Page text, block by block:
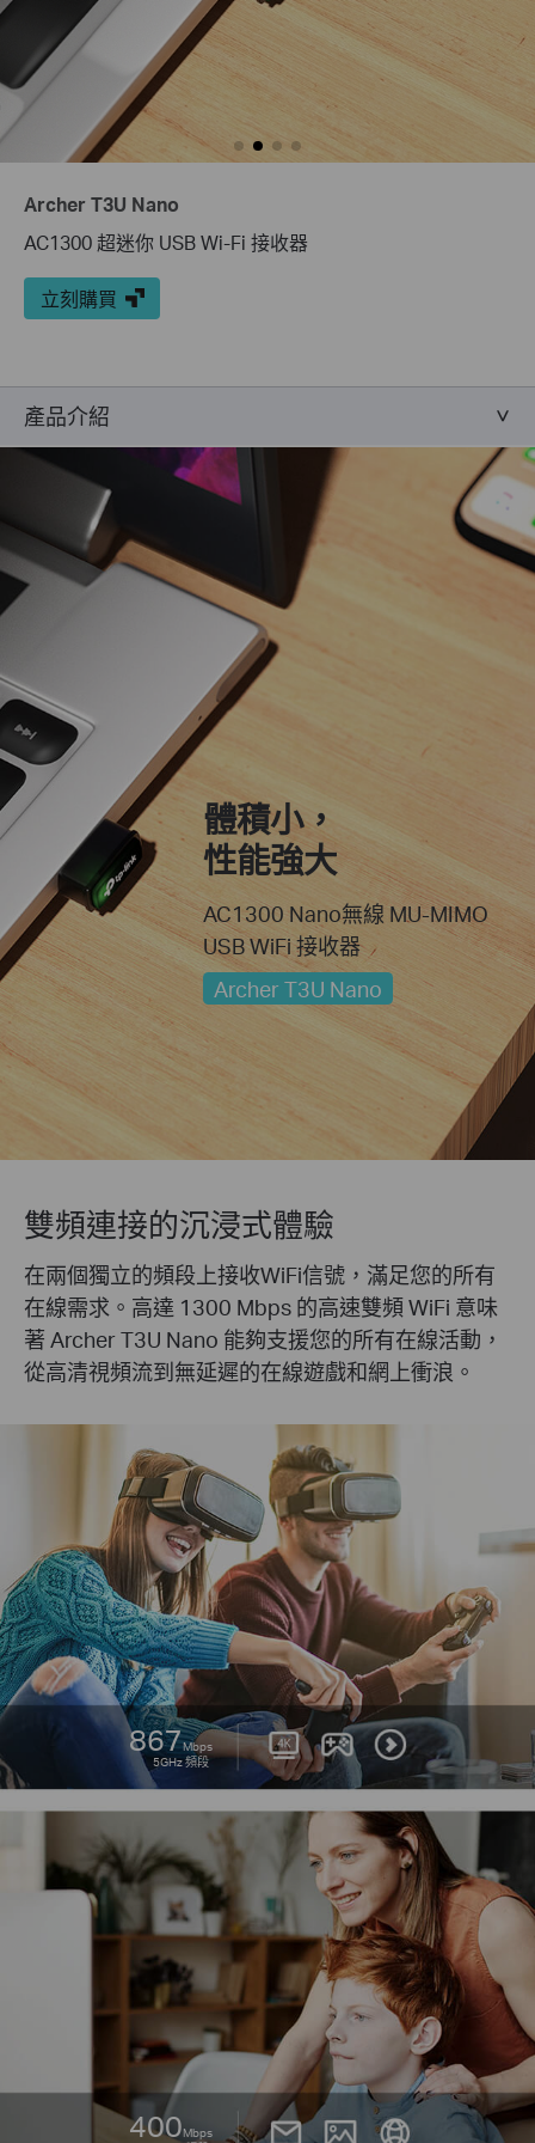
Archer T3U Nano
AC1300 超迷你 USB Wi-Fi 接收器
立刻購買
產品介紹
體積小，
性能強大
AC1300 Nano無線 MU-MIMO
USB WiFi 接收器
Archer T3U Nano
雙頻連接的沉浸式體驗
在兩個獨立的頻段上接收WiFi信號，滿足您的所有
在線需求。高達 1300 Mbps 的高速雙頻 WiFi 意味
著 Archer T3U Nano 能夠支援您的所有在線活動，
從高清視頻流到無延遲的在線遊戲和網上衝浪。
867Mbps
5GHz 頻段
400Mbps